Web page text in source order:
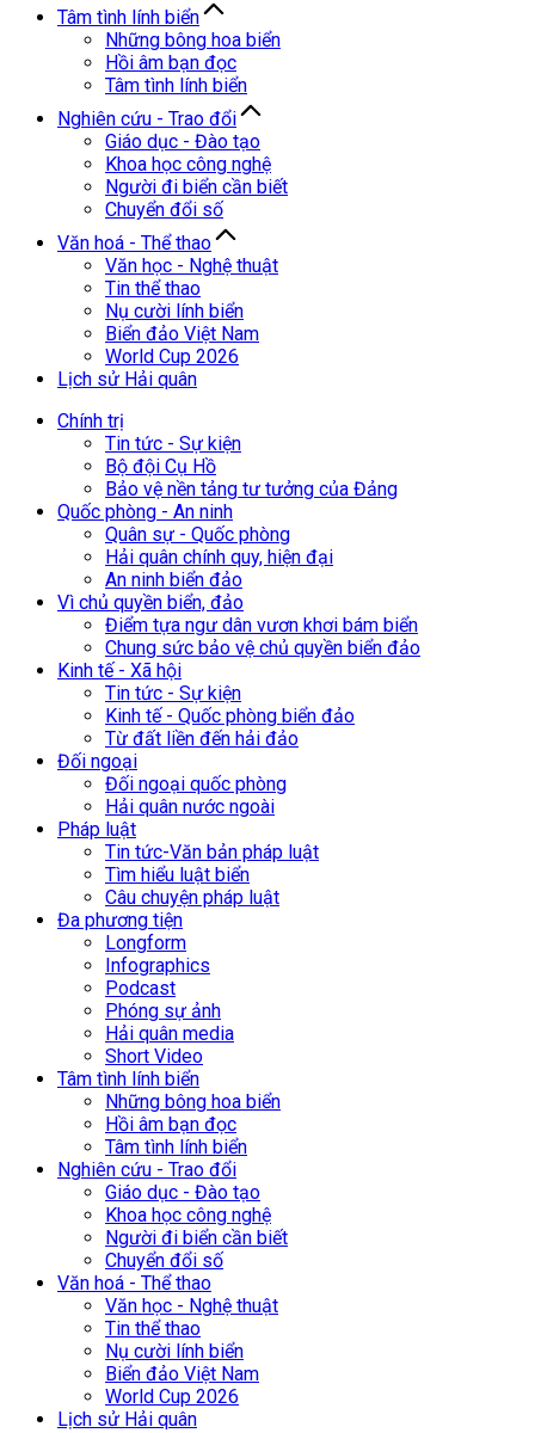
Tâm tình lính biển
Những bông hoa biển
Hồi âm bạn đọc
Tâm tình lính biển
Nghiên cứu - Trao đổi
Giáo dục - Đào tạo
Khoa học công nghệ
Người đi biển cần biết
Chuyển đổi số
Văn hoá - Thể thao
Văn học - Nghệ thuật
Tin thể thao
Nụ cười lính biển
Biển đảo Việt Nam
World Cup 2026
Lịch sử Hải quân
Chính trị
Tin tức - Sự kiện
Bộ đội Cụ Hồ
Bảo vệ nền tảng tư tưởng của Đảng
Quốc phòng - An ninh
Quân sự - Quốc phòng
Hải quân chính quy, hiện đại
An ninh biển đảo
Vì chủ quyền biển, đảo
Điểm tựa ngư dân vươn khơi bám biển
Chung sức bảo vệ chủ quyền biển đảo
Kinh tế - Xã hội
Tin tức - Sự kiện
Kinh tế - Quốc phòng biển đảo
Từ đất liền đến hải đảo
Đối ngoại
Đối ngoại quốc phòng
Hải quân nước ngoài
Pháp luật
Tin tức-Văn bản pháp luật
Tìm hiểu luật biển
Câu chuyện pháp luật
Đa phương tiện
Longform
Infographics
Podcast
Phóng sự ảnh
Hải quân media
Short Video
Tâm tình lính biển
Những bông hoa biển
Hồi âm bạn đọc
Tâm tình lính biển
Nghiên cứu - Trao đổi
Giáo dục - Đào tạo
Khoa học công nghệ
Người đi biển cần biết
Chuyển đổi số
Văn hoá - Thể thao
Văn học - Nghệ thuật
Tin thể thao
Nụ cười lính biển
Biển đảo Việt Nam
World Cup 2026
Lịch sử Hải quân